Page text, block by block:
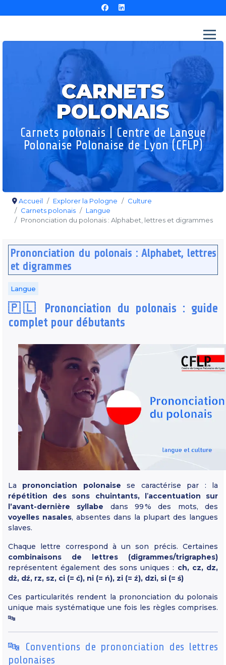
CARNETS
POLONAIS
Carnets polonais | Centre de Langue
Polonaise Polonaise de Lyon (CFLP)
Accueil Explorer la Pologne
Culture
Carnets polonais
Langue
Prononciation du polonais : Alphabet, lettres et digrammes
Prononciation du polonais : Alphabet, lettres
et digrammes
Langue
🇵🇱 Prononciation du polonais : guide
complet pour débutants
La prononciation polonaise se caractérise par : la
répétition des sons chuintants, l’accentuation sur
l’avant-dernière syllabe dans 99 % des mots, des
voyelles nasales, absentes dans la plupart des langues
slaves.
Chaque lettre correspond à un son précis. Certaines
combinaisons de lettres (digrammes/trigraphes)
représentent également des sons uniques : ch, cz, dz,
dż, dź, rz, sz, ci (= ć), ni (= ń), zi (= ź), dzi, si (= ś)
Ces particularités rendent la prononciation du polonais
unique mais systématique une fois les règles comprises.
🔤
🔤 Conventions de prononciation des lettres
polonaises